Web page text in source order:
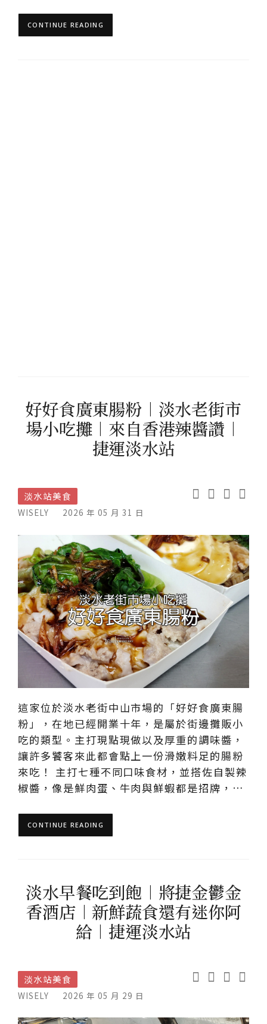
CONTINUE READING
好好食廣東腸粉︱淡水老街市
場小吃攤︱來自香港辣醬讚︱
捷運淡水站
淡水站美食
WISELY 2026 年 05 月 31 日
這家位於淡水老街中山市場的「好好食廣東腸
粉」，在地已經開業十年，是屬於街邊攤販小
吃的類型。主打現點現做以及厚重的調味醬，
讓許多饕客來此都會點上一份滑嫩料足的腸粉
來吃！ 主打七種不同口味食材，並搭佐自製辣
椒醬，像是鮮肉蛋、牛肉與鮮蝦都是招牌，…
CONTINUE READING
淡水早餐吃到飽︱將捷金鬱金
香酒店︱新鮮蔬食還有迷你阿
給︱捷運淡水站
淡水站美食
WISELY 2026 年 05 月 29 日